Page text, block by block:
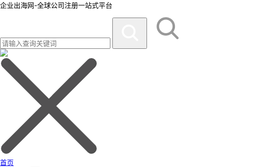
企业出海网-全球公司注册一站式平台
首页